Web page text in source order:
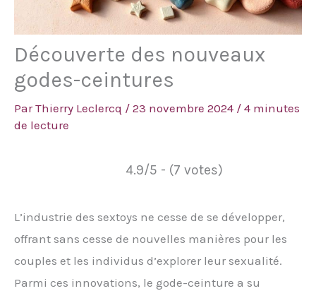
Découverte des nouveaux
godes-ceintures
ParThierry Leclercq / 23 novembre 2024 / 4 minutes
de lecture
4.9/5 - (7 votes)
L’industrie des sextoys ne cesse de se développer,
offrant sans cesse de nouvelles manières pour les
couples et les individus d’explorer leur sexualité.
Parmi ces innovations, le gode-ceinture a su